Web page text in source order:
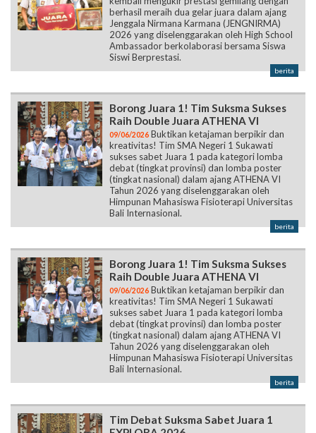
berhasil meraih dua gelar juara dalam ajang
Jenggala Nirmana Karmana (JENGNIRMA)
2026 yang diselenggarakan oleh High School
Ambassador berkolaborasi bersama Siswa
Siswi Berprestasi.
berita
Borong Juara 1! Tim Suksma Sukses
Raih Double Juara ATHENA VI
09/06/2026 Buktikan ketajaman berpikir dan
kreativitas! Tim SMA Negeri 1 Sukawati
sukses sabet Juara 1 pada kategori lomba
debat (tingkat provinsi) dan lomba poster
(tingkat nasional) dalam ajang ATHENA VI
Tahun 2026 yang diselenggarakan oleh
Himpunan Mahasiswa Fisioterapi Universitas
Bali Internasional.
berita
Borong Juara 1! Tim Suksma Sukses
Raih Double Juara ATHENA VI
09/06/2026 Buktikan ketajaman berpikir dan
kreativitas! Tim SMA Negeri 1 Sukawati
sukses sabet Juara 1 pada kategori lomba
debat (tingkat provinsi) dan lomba poster
(tingkat nasional) dalam ajang ATHENA VI
Tahun 2026 yang diselenggarakan oleh
Himpunan Mahasiswa Fisioterapi Universitas
Bali Internasional.
berita
Tim Debat Suksma Sabet Juara 1